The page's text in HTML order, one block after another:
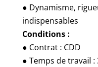
● Dynamisme,
indispensables
Conditions :
● Contrat : CDD
● Temps de travail